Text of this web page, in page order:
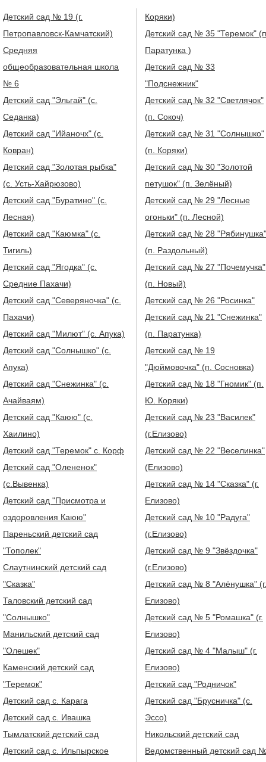
Детский сад № 19 (г.
Петропавловск-Камчатский)
Средняя
общеобразовательная школа
№ 6
Детский сад "Эльгай" (с.
Седанка)
Детский сад "Ийаночх" (с.
Ковран)
Детский сад "Золотая рыбка"
(с. Усть-Хайрюзово)
Детский сад "Буратино" (с.
Лесная)
Детский сад "Каюмка" (с.
Тигиль)
Детский сад "Ягодка" (с.
Средние Пахачи)
Детский сад "Северяночка" (с.
Пахачи)
Детский сад "Милют" (с. Апука)
Детский сад "Солнышко" (с.
Апука)
Детский сад "Снежинка" (с.
Ачайваям)
Детский сад "Каюю" (с.
Хаилино)
Детский сад "Теремок" с. Корф
Детский сад "Олененок"
(с.Вывенка)
Детский сад "Присмотра и
оздоровления Каюю"
Пареньский детский сад
"Тополек"
Слаутнинский детский сад
"Сказка"
Таловский детский сад
"Солнышко"
Манильский детский сад
"Олешек"
Каменский детский сад
"Теремок"
Детский сад с. Карага
Детский сад с. Ивашка
Тымлатский детский сад
Детский сад с. Ильпырское
Коряки)
Детский сад № 35 "Теремок"
Паратунка )
Детский сад № 33
"Подснежник"
Детский сад № 32 "Светлячок"
(п. Сокоч)
Детский сад № 31 "Солнышко"
(п. Коряки)
Детский сад № 30 "Золотой
петушок" (п. Зелёный)
Детский сад № 29 "Лесные
огоньки" (п. Лесной)
Детский сад № 28 "Рябинушка"
(п. Раздольный)
Детский сад № 27 "Почемучка"
(п. Новый)
Детский сад № 26 "Росинка"
Детский сад № 21 "Снежинка"
(п. Паратунка)
Детский сад № 19
"Дюймовочка" (п. Сосновка)
Детский сад № 18 "Гномик" (п.
Ю. Коряки)
Детский сад № 23 "Василек"
(г.Елизово)
Детский сад № 22 "Веселинка"
(Елизово)
Детский сад № 14 "Сказка" (г.
Елизово)
Детский сад № 10 "Радуга"
(г.Елизово)
Детский сад № 9 "Звёздочка"
(г.Елизово)
Детский сад № 8 "Алёнушка" (г.
Елизово)
Детский сад № 5 "Ромашка" (г.
Елизово)
Детский сад № 4 "Малыш" (г.
Елизово)
Детский сад "Родничок"
Детский сад "Брусничка" (с.
Эссо)
Никольский детский сад
Ведомственный детский сад